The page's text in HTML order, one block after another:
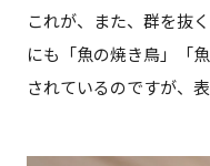
これが、また、群を抜
にも「魚の焼き鳥」「
されているのですが、